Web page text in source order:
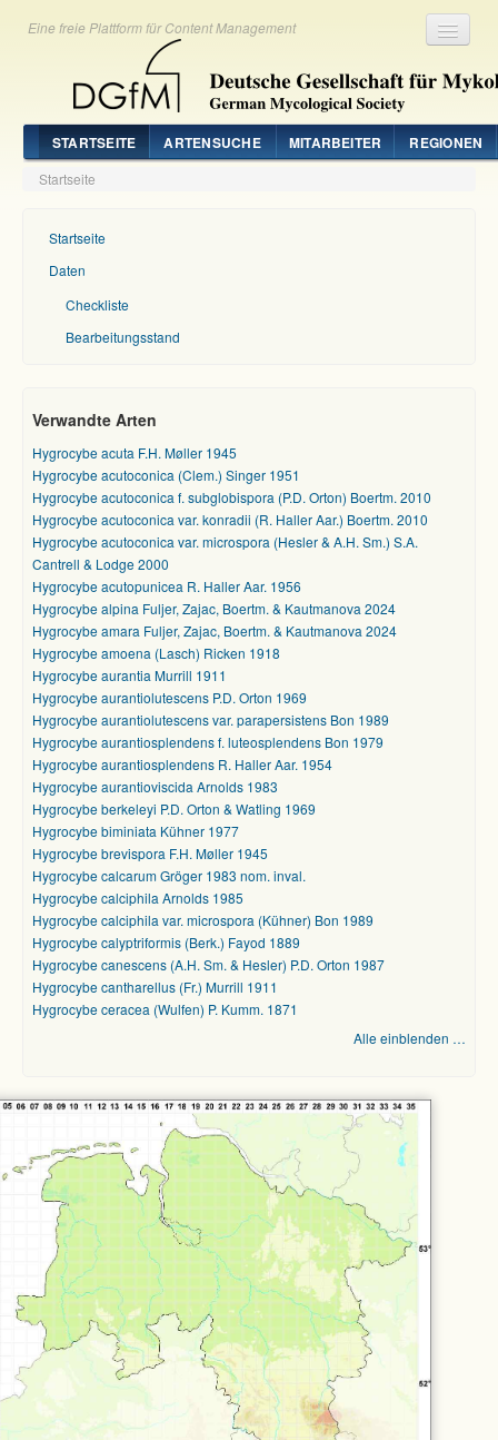
Eine freie Plattform für Content Management
STARTSEITE ARTENSUCHE MITARBEITER REGIONEN
Startseite
Startseite
Daten
Checkliste
Bearbeitungsstand
Verwandte Arten
Hygrocybe acuta F.H. Møller 1945
Hygrocybe acutoconica (Clem.) Singer 1951
Hygrocybe acutoconica f. subglobispora (P.D. Orton) Boertm. 2010
Hygrocybe acutoconica var. konradii (R. Haller Aar.) Boertm. 2010
Hygrocybe acutoconica var. microspora (Hesler & A.H. Sm.) S.A.
Cantrell & Lodge 2000
Hygrocybe acutopunicea R. Haller Aar. 1956
Hygrocybe alpina Fuljer, Zajac, Boertm. & Kautmanova 2024
Hygrocybe amara Fuljer, Zajac, Boertm. & Kautmanova 2024
Hygrocybe amoena (Lasch) Ricken 1918
Hygrocybe aurantia Murrill 1911
Hygrocybe aurantiolutescens P.D. Orton 1969
Hygrocybe aurantiolutescens var. parapersistens Bon 1989
Hygrocybe aurantiosplendens f. luteosplendens Bon 1979
Hygrocybe aurantiosplendens R. Haller Aar. 1954
Hygrocybe aurantioviscida Arnolds 1983
Hygrocybe berkeleyi P.D. Orton & Watling 1969
Hygrocybe biminiata Kühner 1977
Hygrocybe brevispora F.H. Møller 1945
Hygrocybe calcarum Gröger 1983 nom. inval.
Hygrocybe calciphila Arnolds 1985
Hygrocybe calciphila var. microspora (Kühner) Bon 1989
Hygrocybe calyptriformis (Berk.) Fayod 1889
Hygrocybe canescens (A.H. Sm. & Hesler) P.D. Orton 1987
Hygrocybe cantharellus (Fr.) Murrill 1911
Hygrocybe ceracea (Wulfen) P. Kumm. 1871
Alle einblenden …